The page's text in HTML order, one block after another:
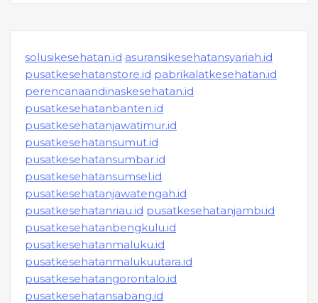
solusikesehatan.id asuransikesehatansyariah.id
pusatkesehatanstore.id pabrikalatkesehatan.id
perencanaandinaskesehatan.id
pusatkesehatanbanten.id
pusatkesehatanjawatimur.id
pusatkesehatansumut.id
pusatkesehatansumbar.id
pusatkesehatansumsel.id
pusatkesehatanjawatengah.id
pusatkesehatanriau.id pusatkesehatanjambi.id
pusatkesehatanbengkulu.id
pusatkesehatanmaluku.id
pusatkesehatanmalukuutara.id
pusatkesehatangorontalo.id
pusatkesehatansabang.id